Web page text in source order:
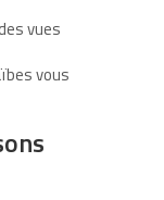
vues
vous